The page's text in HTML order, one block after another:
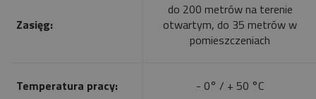
Zasięg:
do 200 metrów na terenie
otwartym, do 35 metrów w
pomieszczeniach
Temperatura pracy: - 0° / + 50 °C